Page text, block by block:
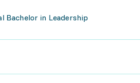
Bachelor in Leadership